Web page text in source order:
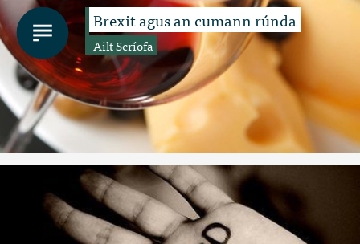
Brexit agus an cumann rúnda
Ailt Scríofa